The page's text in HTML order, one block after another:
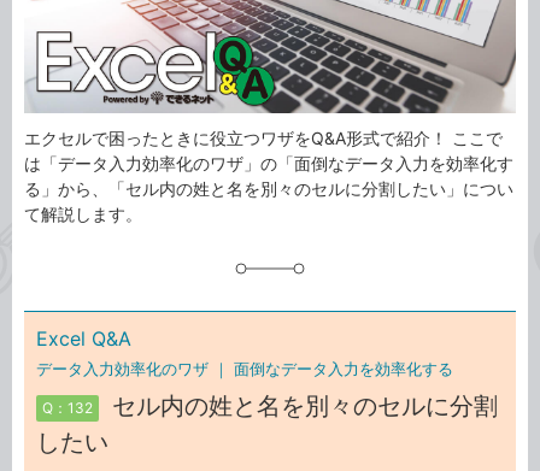
エクセルで困ったときに役立つワザをQ&A形式で紹介！ ここで
は「データ入力効率化のワザ」の「面倒なデータ入力を効率化す
る」から、「セル内の姓と名を別々のセルに分割したい」につい
て解説します。
Excel Q&A
データ入力効率化のワザ ｜ 面倒なデータ入力を効率化する
Q：132
セル内の姓と名を別々のセルに分割
したい